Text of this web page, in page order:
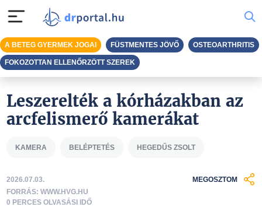
Leszerelték a kórházakban az
arcfelismerő kamerákat
KAMERA BELÉPTETÉS HEGEDŰS ZSOLT
2026.07.03.
FORRÁS: WWW.HVG.HU
0 PERCES OLVASÁSI IDŐ
MEGOSZTOM
A BETEG GYERMEK JOGAI FÜSTMENTES JÖVŐ OSTEOARTHRITIS
FOKOZOTTAN ELLENŐRZÖTT SZEREK